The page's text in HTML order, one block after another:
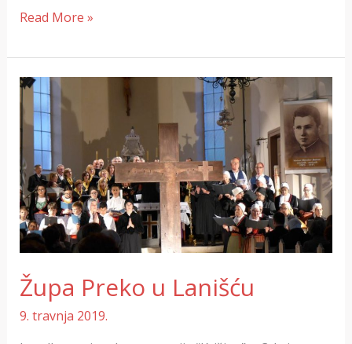
Read More »
Župa Preko u Lanišću
9. travnja 2019.
Župa
Preko
u
Lanišću